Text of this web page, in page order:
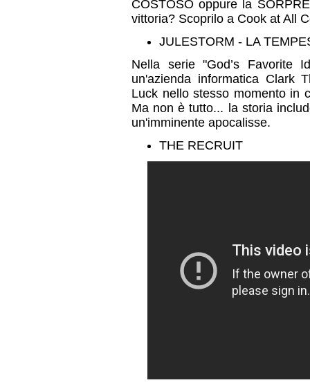
COSTOSO oppure la
vittoria? Scoprilo a Cook at All
JULESTORM - LA
Nella serie "God’s Favorite
un'azienda informatica Clark
Luck nello stesso momento in
Ma non è tutto... la storia
un'imminente apocalisse.
THE RECRUIT